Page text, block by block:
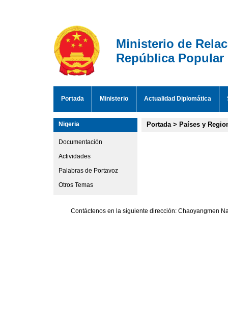
Ministerio de
República Popular
Portada Ministerio Actualidad Diplomática
Nigeria
Documentación
Actividades
Palabras de Portavoz
Otros Temas
Portada> Países y
Contáctenos en la siguiente dirección: Chaoyangmen